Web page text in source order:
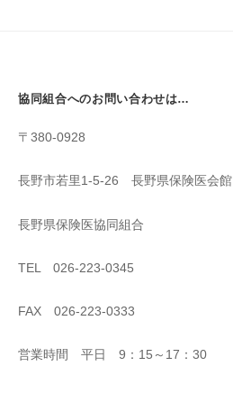
協同組合へのお問い合わせは…
〒380-0928
長野市若里1-5-26 長野県保険医会館
長野県保険医協同組合
TEL 026-223-0345
FAX 026-223-0333
営業時間 平日 9：15～17：30